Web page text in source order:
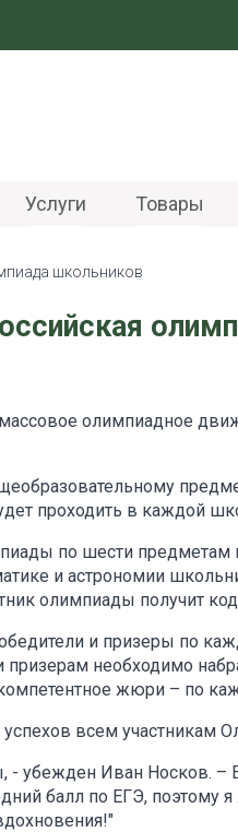
Услуги Товары
школьников
олимпиадное
проходить в каждой
по шести предметам
и астрономии
олимпиады получит
и призеры по
призерам необходимо
жюри – по
всем участникам
- убежден Иван Носков. –
балл по ЕГЭ, поэтому